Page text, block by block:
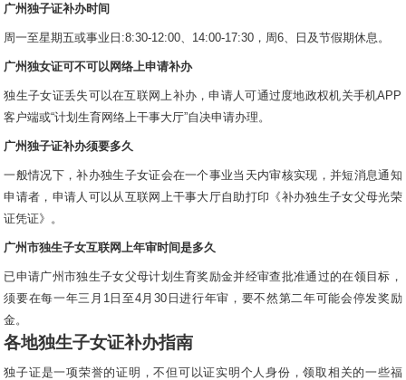
广州独子证补办时间
周一至星期五或事业日:8:30-12:00、14:00-17:30，周6、日及节假期休息。
广州独女证可不可以网络上申请补办
独生子女证丢失可以在互联网上补办，申请人可通过度地政权机关手机APP
客户端或“计划生育网络上干事大厅”自决申请办理。
广州独子证补办须要多久
一般情况下，补办独生子女证会在一个事业当天内审核实现，并短消息通知
申请者，申请人可以从互联网上干事大厅自助打印《补办独生子女父母光荣
证凭证》。
广州市独生子女互联网上年审时间是多久
已申请广州市独生子女父母计划生育奖励金并经审查批准通过的在领目标，
须要在每一年三月1日至4月30日进行年审，要不然第二年可能会停发奖励
金。
各地独生子女证补办指南
独子证是一项荣誉的证明，不但可以证实明个人身份，领取相关的一些福